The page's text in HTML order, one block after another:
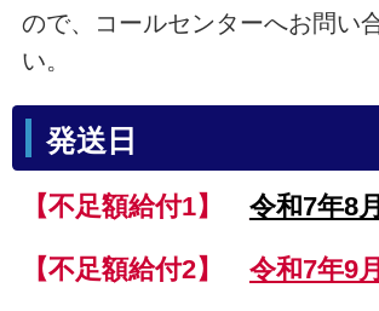
ので、コールセンターへお問い
い。
発送日
【不足額給付1】 令和7年8
【不足額給付2】 令和7年9